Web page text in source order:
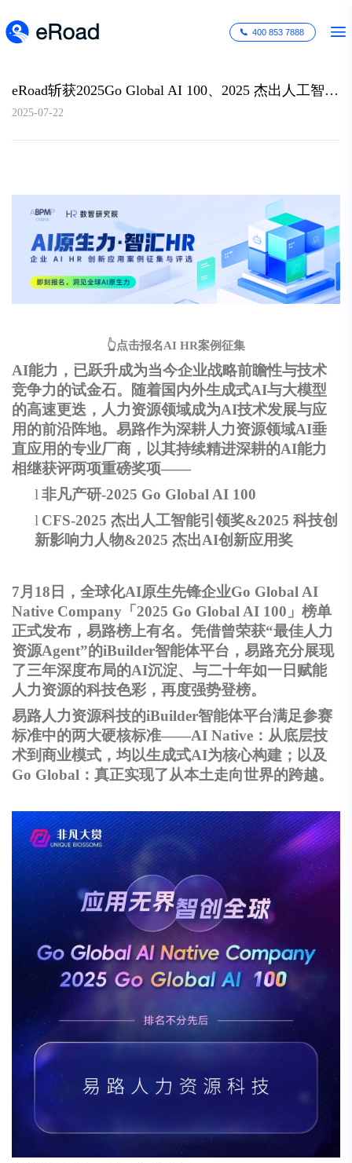
400 853 7888
eRoad斩获2025Go Global AI 100、2025 杰出人工智能引领奖等多个AI奖项！
2025-07-22
👆点击报名AI HR案例征集
AI能力，已跃升成为当今企业战略前瞻性与技术
竞争力的试金石。随着国内外生成式AI与大模型
的高速更迭，人力资源领域成为AI技术发展与应
用的前沿阵地。易路作为深耕人力资源领域AI垂
直应用的专业厂商，以其持续精进深耕的AI能力
相继获评两项重磅奖项——
l 非凡产研-2025 Go Global AI 100
l CFS-2025 杰出人工智能引领奖&2025 科技创
新影响力人物&2025 杰出AI创新应用奖
7月18日，全球化AI原生先锋企业Go Global AI
Native Company「2025 Go Global AI 100」榜单
正式发布，易路榜上有名。凭借曾荣获“最佳人力
资源Agent”的iBuilder智能体平台，易路充分展现
了三年深度布局的AI沉淀、与二十年如一日赋能
人力资源的科技色彩，再度强势登榜。
易路人力资源科技的iBuilder智能体平台满足参赛
标准中的两大硬核标准——AI Native：从底层技
术到商业模式，均以生成式AI为核心构建；以及
Go Global：真正实现了从本土走向世界的跨越。